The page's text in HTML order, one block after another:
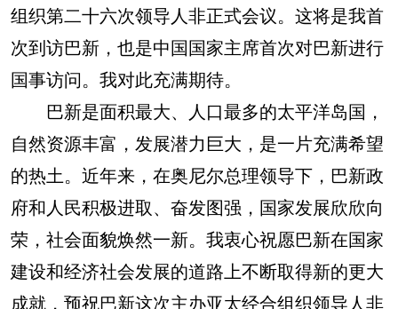
组织第二十六次领导人非正式会议。这将是我首
次到访巴新，也是中国国家主席首次对巴新进行
国事访问。我对此充满期待。
巴新是面积最大、人口最多的太平洋岛国，
自然资源丰富，发展潜力巨大，是一片充满希望
的热土。近年来，在奥尼尔总理领导下，巴新政
府和人民积极进取、奋发图强，国家发展欣欣向
荣，社会面貌焕然一新。我衷心祝愿巴新在国家
建设和经济社会发展的道路上不断取得新的更大
成就，预祝巴新这次主办亚太经合组织领导人非